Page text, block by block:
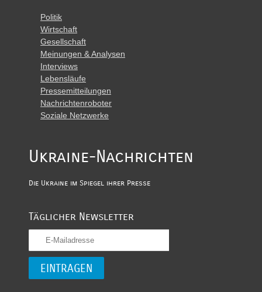
Politik
Wirtschaft
Gesellschaft
Meinungen & Analysen
Interviews
Lebensläufe
Pressemitteilungen
Nachrichtenroboter
Soziale Netzwerke
Ukraine-Nachrichten
Die Ukraine im Spiegel ihrer Presse
Täglicher Newsletter